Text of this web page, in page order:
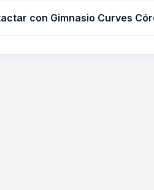
con Gimnasio Curves